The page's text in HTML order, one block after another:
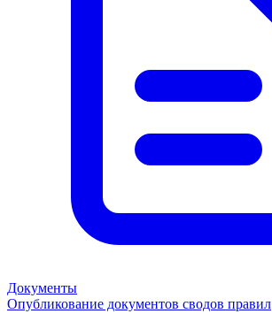
Документы
Опубликование документов сводов правил